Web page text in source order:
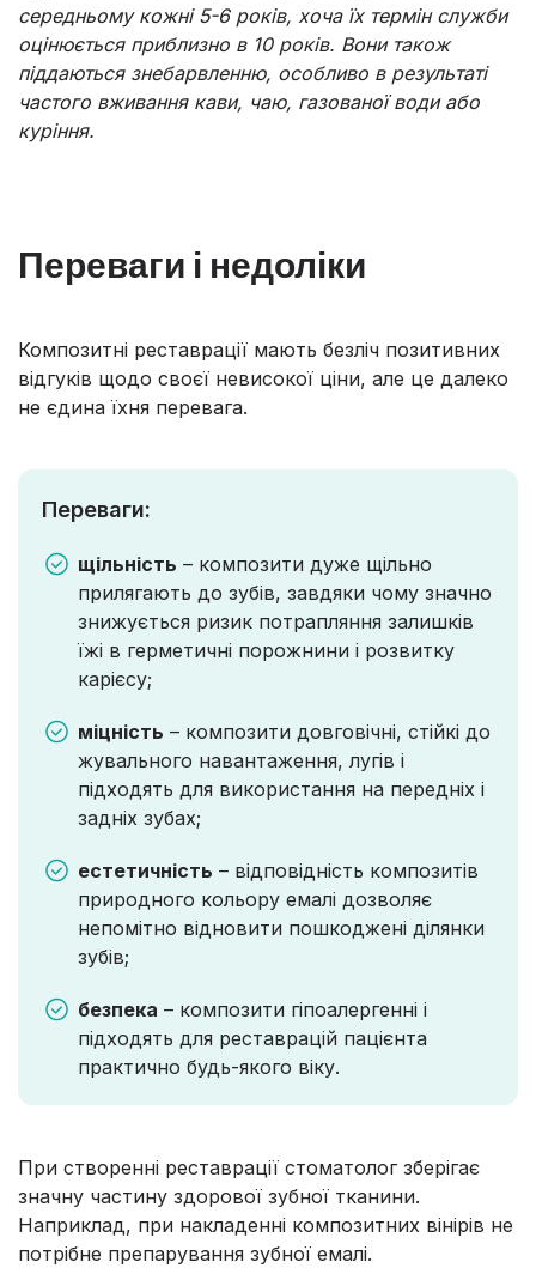
середньому кожні 5-6 років, хоча їх термін служби
оцінюється приблизно в 10 років. Вони також
піддаються знебарвленню, особливо в результаті
частого вживання кави, чаю, газованої води або
куріння.
Переваги і недоліки
Композитні реставрації мають безліч позитивних
відгуків щодо своєї невисокої ціни, але це далеко
не єдина їхня перевага.
Переваги:
щільність – композити дуже щільно
прилягають до зубів, завдяки чому значно
знижується ризик потрапляння залишків
їжі в герметичні порожнини і розвитку
карієсу;
міцність – композити довговічні, стійкі до
жувального навантаження, лугів і
підходять для використання на передніх і
задніх зубах;
естетичність – відповідність композитів
природного кольору емалі дозволяє
непомітно відновити пошкоджені ділянки
зубів;
безпека – композити гіпоалергенні і
підходять для реставрацій пацієнта
практично будь-якого віку.
При створенні реставрації стоматолог зберігає
значну частину здорової зубної тканини.
Наприклад, при накладенні композитних вінірів не
потрібне препарування зубної емалі.